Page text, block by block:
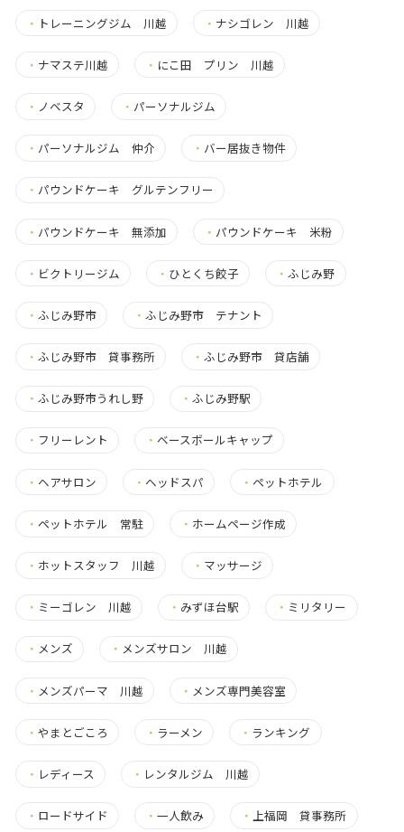
・ トレーニングジム 川越 ・ ナシゴレン 川越
・ ナマステ川越 ・ にこ田 プリン 川越
・ ノベスタ ・ パーソナルジム
・ パーソナルジム 仲介 ・ バー居抜き物件
・ パウンドケーキ グルテンフリー
・ パウンドケーキ 無添加 ・ パウンドケーキ 米粉
・ ビクトリージム ・ ひとくち餃子 ・ふじみ野
・ ふじみ野市 ・ふじみ野市 テナント
・ ふじみ野市 貸事務所 ・ふじみ野市 貸店舗
・ ふじみ野市うれし野 ・ふじみ野駅
・ フリーレント ・ ベースボールキャップ
・ ヘアサロン ・ ヘッドスパ ・ペットホテル
・ ペットホテル 常駐 ・ ホームページ作成
・ ホットスタッフ 川越 ・ マッサージ
・ ミーゴレン 川越 ・ みずほ台駅 ・ ミリタリー
・ メンズ ・ メンズサロン 川越
・ メンズパーマ 川越 ・ メンズ専門美容室
・ やまとごころ ・ ラーメン ・ ランキング
・ レディース ・ レンタルジム 川越
・ ロードサイド ・一人飲み ・上福岡 貸事務所